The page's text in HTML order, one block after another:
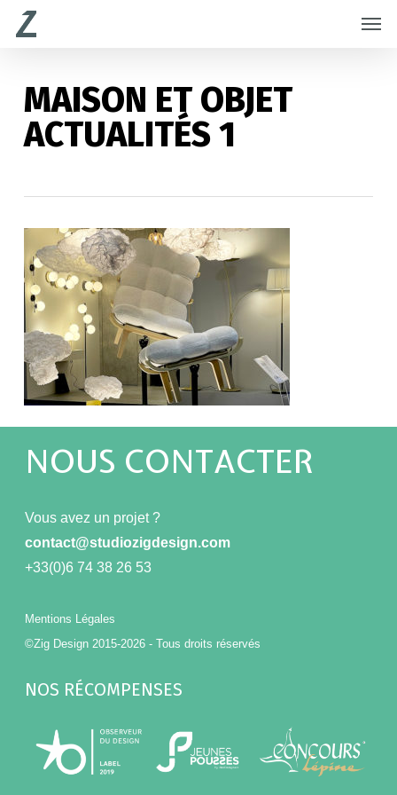
Skip
contentMAISON ET OBJET
ACTUALITÉS 1
NOUS CONTACTER
Vous avez un projet ?
contact@studiozigdesign.com
+33(0)6 74 38 26 53
Mentions Légales
©Zig Design 2015-2026 - Tous droits réservés
NOS RÉCOMPENSES